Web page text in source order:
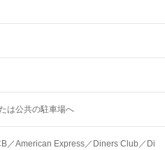
は公共の駐車場へ
／American Express／Diners Club／Di